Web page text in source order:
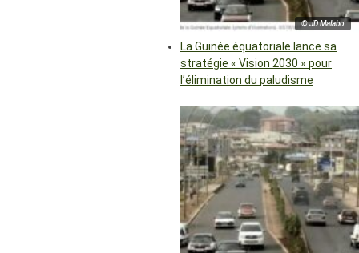
© JD Malabo
La Guinée équatoriale lance sa
stratégie « Vision 2030 » pour
l’élimination du paludisme